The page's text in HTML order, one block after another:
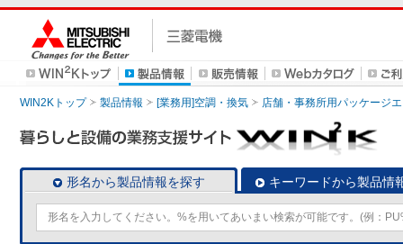
WIN2Kトップ 製品情報 [業務用]空調・換気 店舗・事務所用パッケージ
形名から製品情報を探す キーワードから製品情